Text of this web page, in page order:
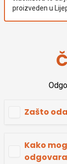
proizveden u
Zašto
Kako